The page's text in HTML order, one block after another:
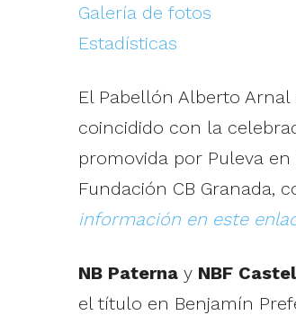
Galería de fotos
Estadísticas
El Pabellón Alberto
coincidido con la
promovida por Puleva
Fundación CB Granada,
información en este
NB Paternay NBF
el título en Benjamín